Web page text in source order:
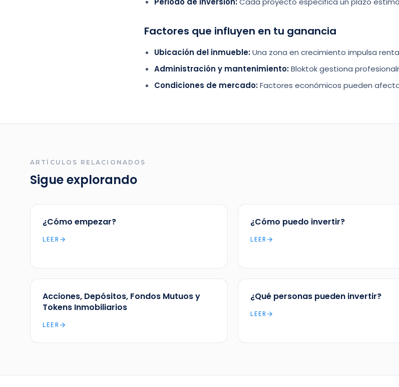
Factores que influyen en tu ganancia
Ubicación del inmueble:Una zona en crecimiento impulsa
Administración y mantenimiento:Bloktok gestiona
Condiciones de mercado:Factores económicos pueden
ARTÍCULOS RELACIONADOS
Sigue explorando
¿Cómo empezar?
LEER
¿Cómo puedo invertir?
LEER
Acciones, Depósitos, Fondos Mutuos y
Tokens Inmobiliarios
LEER
¿Qué personas pueden invertir?
LEER